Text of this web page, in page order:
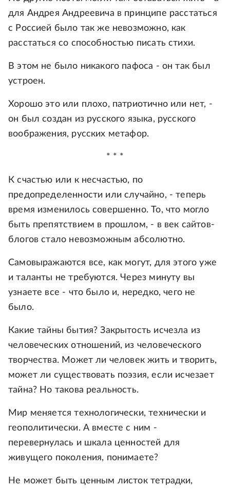
для Андрея Андреевича в принципе расстаться
с Россией было так же невозможно, как
расстаться со способностью писать стихи.
В этом не было никакого пафоса - он так был
устроен.
Хорошо это или плохо, патриотично или нет, -
он был создан из русского языка, русского
воображения, русских метафор.
* * *
К счастью или к несчастью, по
предопределенности или случайно, - теперь
время изменилось совершенно. То, что могло
быть препятствием в прошлом, - в век сайтов-
блогов стало невозможным абсолютно.
Самовыражаются все, как могут, для этого уже
и таланты не требуются. Через минуту вы
узнаете все - что было и, нередко, чего не
было.
Какие тайны бытия? Закрытость исчезла из
человеческих отношений, из человеческого
творчества. Может ли человек жить и творить,
может ли существовать поэзия, если исчезает
тайна? Но такова реальность.
Мир меняется технологически, технически и
геополитически. А вместе с ним -
перевернулась и шкала ценностей для
живущего поколения, понимаете?
Не может быть ценным листок тетрадки,